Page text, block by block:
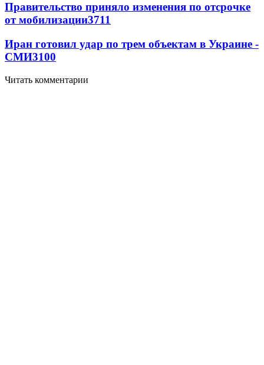
Правительство приняло изменения по отсрочке
от мобилизации3711
Иран готовил удар по трем объектам в Украине -
СМИ3100
Читать комментарии